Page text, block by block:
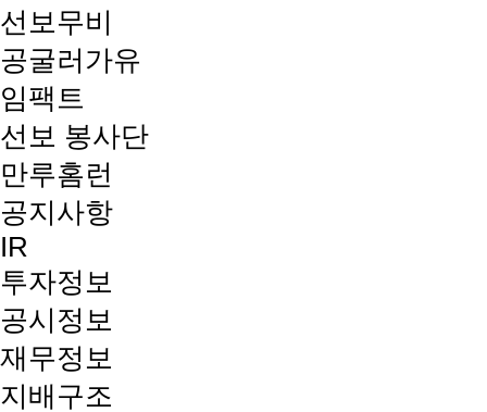
선보무비
공굴러가유
임팩트
선보 봉사단
만루홈런
공지사항
IR
투자정보
공시정보
재무정보
지배구조